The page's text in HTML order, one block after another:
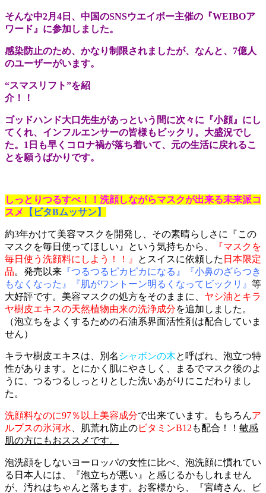
そんな中2月4日、中国のSNSウエイボー主催の『WEIBOア
ワード』に参加しました。
感染防止のため、かなり制限されましたが、なんと、7億人
のユーザーがいます。
“スマスリフト”を紹
介！
ゴッドハンド大口先生があっという間に次々に『小顔』にし
てくれ、インフルエンサーの皆様もビックリ。大盛況でし
た。1日も早くコロナ禍が落ち着いて、元の生活に戻れるこ
とを願うばかりです。
しっとりつるすべ！！洗顔しながらマスクが出来る未来派コ
スメ
【ビタBムッサン】
約3年かけて美容マスクを開発し、その素晴らしさに『この
マスクを毎日使ってほしい』という気持ちから、
『マスクを
毎日使う洗顔料にしよう！！』
とスイスに依頼した 日本限定
品。発売以来 『つるつるピカピカになる』『小鼻のざらつき
もなくなった』『肌がワントーン明るくなってビックリ』 等
大好評です。美容マスクの処方をそのままに、 ヤシ油とキラ
ヤ樹皮エキスの天然植物由来の洗浄成分を追加しました。
（泡立ちをよくするための石油系界面活性剤は配合していま
せん）
キラヤ樹皮エキスは、別名 シャボンの木と呼ばれ、泡立つ特
性があります。とにかく肌にやさしく、まるでマスク後のよ
うに、つるつるしっとりとした洗いあがりにこだわりまし
た。
洗顔料なのに97％以上美容成分で出来ています。もちろんア
ルプスの氷河水 、肌荒れ防止のビタミンB12 も配合！！ 敏感
肌の方にもおススメです。
泡洗顔をしないヨーロッパの女性に比べ、泡洗顔に慣れてい
る日本人には、『泡立ちが悪い』と感じるかもしれません
が、汚れはちゃんと落ちます。お客様から、『宮崎さん、ビ